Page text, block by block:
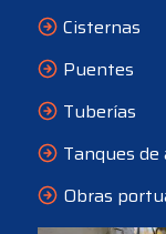
Cisternas
Puentes
Tuberías
Tanques
Obras